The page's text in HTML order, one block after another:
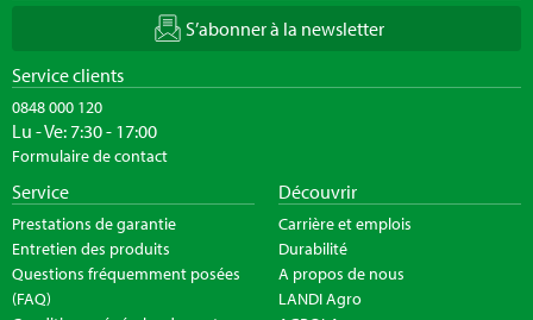
S’abonner à la newsletter
Service clients
0848 000 120
Lu - Ve: 7:30 - 17:00
Formulaire de contact
Service
Prestations de garantie
Entretien des produits
Questions fréquemment posées
(FAQ)
Découvrir
Carrière et emplois
Durabilité
A propos de nous
LANDI Agro